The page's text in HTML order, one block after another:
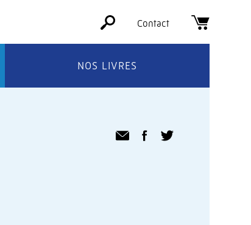
NOS LIVRES
Contact